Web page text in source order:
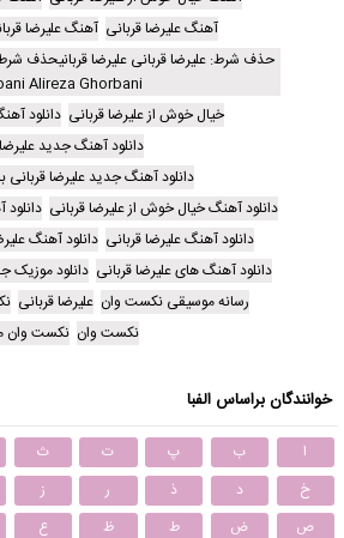
آهنگ علیرضا قربانی آهنگ علیرضا
Alireza Ghorbani
خیال خوش از علیرضا قربانی دانلود
دانلود آهنگ جدید
دانلود آهنگ جدید علیرضا
دانلود آهنگ خیال خوش از علیرضا قربانی
دانلود آهنگ علیرضا قربانی دانلود آهنگ
دانلود آهنگ های علیرضا قربانی دانلود موزیک
رسانه موسیقی نکست وان علیرضا قربانی
نکست وان نکست وان
خوانندگان براساس الفبا
ا ب پ ت ث
خ
د ذ ر ز
ص
ض ط ظ ع